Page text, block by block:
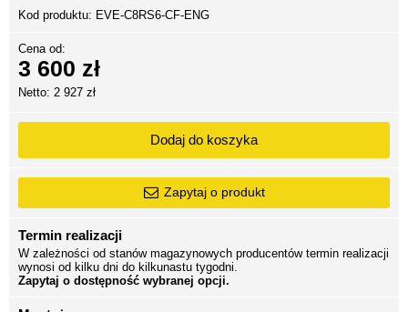
Kod produktu: EVE-C8RS6-CF-ENG
Cena od:
3 600 zł
Netto: 2 927 zł
Dodaj do koszyka
Zapytaj o produkt
Termin realizacji
W zależności od stanów magazynowych producentów termin realizacji
wynosi od kilku dni do kilkunastu tygodni.
Zapytaj o dostępność wybranej opcji.